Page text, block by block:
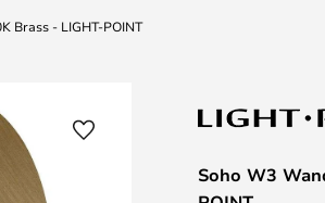
Brass - LIGHT-POINT
Soho W3